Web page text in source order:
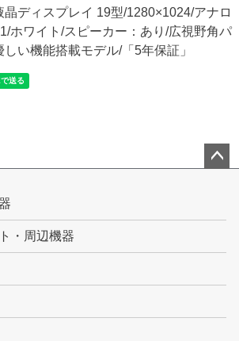
ディスプレイ 19型/1280×1024/アナロ
ホワイト/スピーカー：あり/広視野角パ
い機能搭載モデル/「5年保証」
ップ
・周辺機器